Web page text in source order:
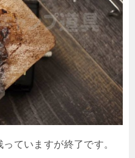
ていますが終了です。